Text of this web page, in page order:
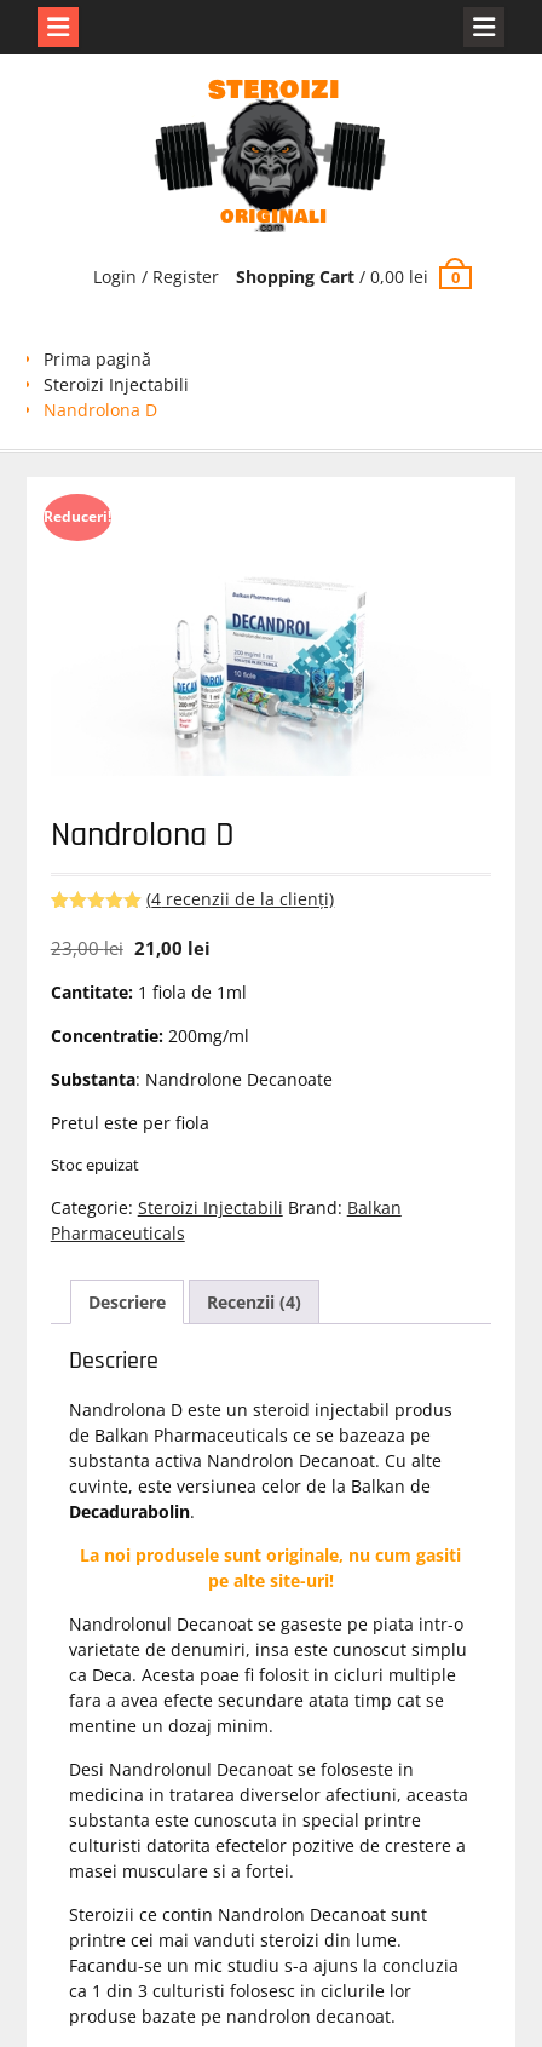
Login / Register Shopping Cart/ 0,00 lei 0
Prima pagină
Steroizi Injectabili
Nandrolona D
Reduceri!
Nandrolona D
5.00din 5
pe baza a
la clienți
(4 recenzii de la clienți)
23,00lei Prețul
a
fost:
21,00 lei
este:
21,00 lei.
Cantitate:1 fiola de 1ml
Concentratie:200mg/ml
Substanta: Nandrolone Decanoate
Pretul este per fiola
Stoc epuizat
Categorie: Steroizi Injectabili Brand: Balkan
Pharmaceuticals
Descriere Recenzii (4)
Descriere
Nandrolona D este un steroid injectabil produs
de Balkan Pharmaceuticals ce se bazeaza pe
substanta activa Nandrolon Decanoat. Cu alte
cuvinte, este versiunea celor de la Balkan de
Decadurabolin.
La noi produsele sunt originale, nu cum gasiti
pe alte site-uri!
Nandrolonul Decanoat se gaseste pe piata intr-o
varietate de denumiri, insa este cunoscut simplu
ca Deca. Acesta poae fi folosit in cicluri multiple
fara a avea efecte secundare atata timp cat se
mentine un dozaj minim.
Desi Nandrolonul Decanoat se foloseste in
medicina in tratarea diverselor afectiuni, aceasta
substanta este cunoscuta in special printre
culturisti datorita efectelor pozitive de crestere a
masei musculare si a fortei.
Steroizii ce contin Nandrolon Decanoat sunt
printre cei mai vanduti steroizi din lume.
Facandu-se un mic studiu s-a ajuns la concluzia
ca 1 din 3 culturisti folosesc in ciclurile lor
produse bazate pe nandrolon decanoat.